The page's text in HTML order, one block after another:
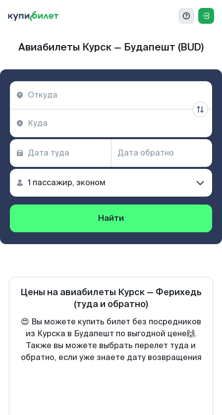
Авиабилеты Курск — Будапешт (BUD)
Найти
Цены на авиабилеты Курск — Ферихедь
(туда и обратно)
😍 Вы можете купить билет без посредников
из Курска в Будапешт по выгодной цене🙌.
Также вы можете выбрать перелет туда и
обратно, если уже знаете дату возвращения